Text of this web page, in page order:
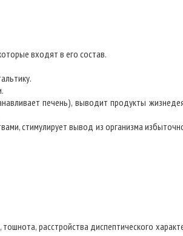
входят в его состав.
печень), выводит продукты
стимулирует вывод из организма
тошнота, расстройства диспептического